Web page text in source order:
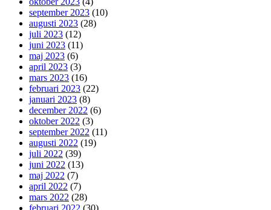
september 2023 (10)
augusti 2023 (28)
juli 2023 (12)
juni 2023 (11)
maj 2023 (6)
april 2023 (3)
mars 2023 (16)
februari 2023 (22)
januari 2023 (8)
december 2022 (6)
oktober 2022 (3)
september 2022 (11)
augusti 2022 (19)
juli 2022 (39)
juni 2022 (13)
maj 2022 (7)
april 2022 (7)
mars 2022 (28)